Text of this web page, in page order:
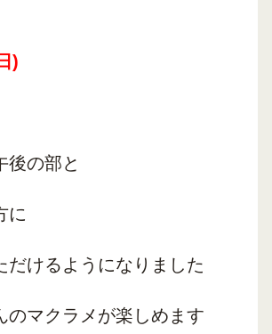
)
後の部と
に
だけるようになりました
のマクラメが楽しめます